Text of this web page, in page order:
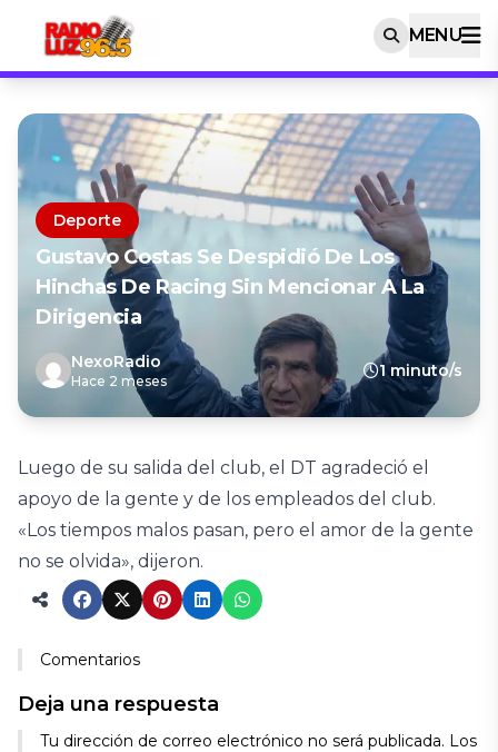
MENU
Deporte
Gustavo Costas Se Despidió De Los
Hinchas De Racing Sin Mencionar A La
Dirigencia
NexoRadio
Hace 2 meses
1 minuto/s
Luego de su salida del club, el DT agradeció el
apoyo de la gente y de los empleados del club.
«Los tiempos malos pasan, pero el amor de la gente
no se olvida», dijeron.
Comentarios
Deja una respuesta
Tu dirección de correo electrónico no será publicada. Los